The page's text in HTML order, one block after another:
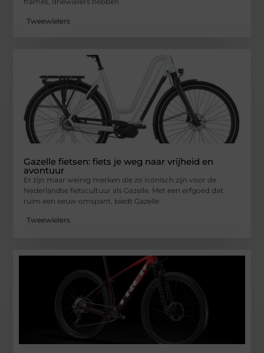
Tweewielers
Gazelle fietsen: fiets je weg naar vrijheid en
avontuur
Er zijn maar weinig merken die zo iconisch zijn voor de
Nederlandse fietscultuur als Gazelle. Met een erfgoed dat
ruim een eeuw omspant, biedt Gazelle
Tweewielers